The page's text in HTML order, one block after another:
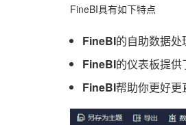
FineBI具有如下特点
FineBI的自助数据处
FineBI的仪表板提供
FineBI帮助你更好更